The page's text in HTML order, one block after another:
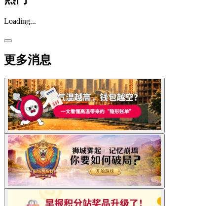
Loading...
更多消息